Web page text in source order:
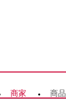
商家 商品